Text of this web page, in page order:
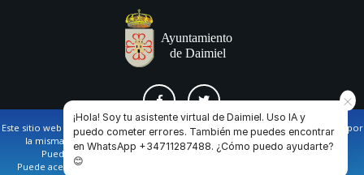
AVISO LEGAL Y POLÍTICA DE PRIVACIDAD COOKIES CONTACTO
Este sitio web utiliza cookies propias y de terceros para facilitar la navegación por
la misma y obtener datos estadísticos de la navegación de los usuarios.
Puede obtener más información en nuestrapolítica de cookies
Puede aceptar todas las cookies pulsando en el botón de “Aceptar”, o bien
¡Hola! Soy tu asistente virtual de Daimiel. Uso IA y
puedo cometer errores. También me puedes encontrar
en WhatsApp +34711287488. ¿Cómo puedo ayudarte?
😊